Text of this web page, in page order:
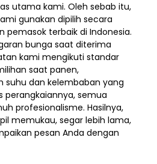
utama kami. Oleh sebab itu,
gunakan dipilih secara
pemasok terbaik di Indonesia.
bunga saat diterima
kami mengikuti standar
saat panen,
suhu dan kelembaban yang
perangkaiannya, semua
profesionalisme. Hasilnya,
memukau, segar lebih lama,
pesan Anda dengan